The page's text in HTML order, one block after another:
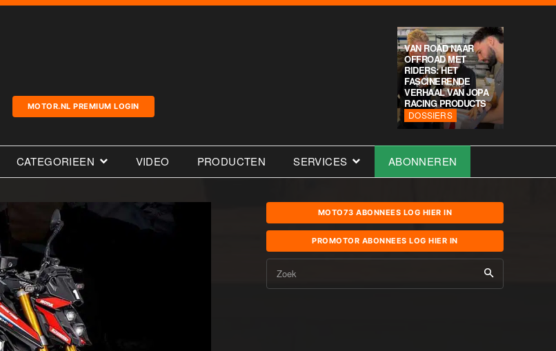
MOTOR.NL PREMIUM LOGIN
VAN ROAD NAAR
OFFROAD MET
RIDERS: HET
FASCINERENDE
VERHAAL VAN JOPA
RACING PRODUCTS
DOSSIERS
CATEGORIEEN VIDEO PRODUCTEN SERVICES ABONNEREN
MOTO73 ABONNEES LOG HIER IN
PROMOTOR ABONNEES LOG HIER IN
Zoek